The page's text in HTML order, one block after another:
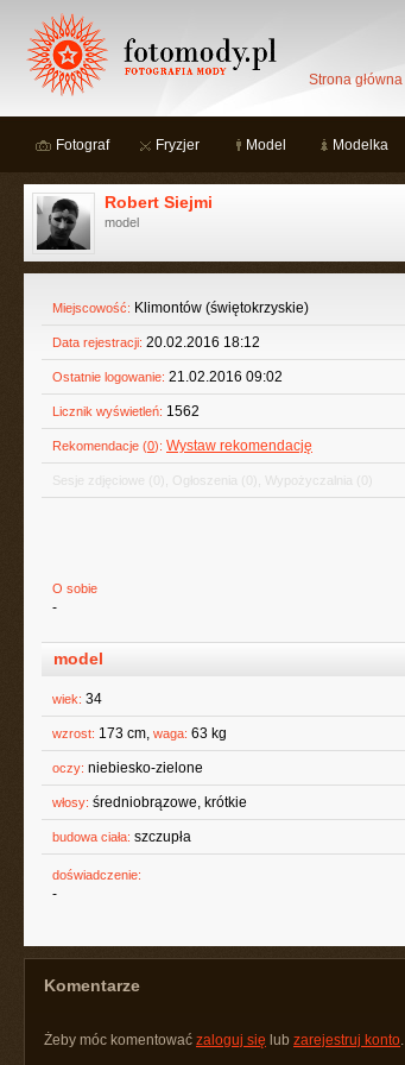
Strona główna
Fotograf Fryzjer Model Modelka
Robert Siejmi
model
Miejscowość: Klimontów (świętokrzyskie)
Data rejestracji: 20.02.2016 18:12
Ostatnie logowanie: 21.02.2016 09:02
Licznik wyświetleń: 1562
Rekomendacje (0): Wystaw rekomendację
Sesje zdjęciowe (0) Ogłoszenia (0) Wypożyczalnia (0)
O sobie
-
model
wiek: 34
wzrost: 173 cm, waga: 63 kg
oczy: niebiesko-zielone
włosy: średniobrązowe, krótkie
budowa ciała: szczupła
doświadczenie:
-
Komentarze
Żeby móc komentować zaloguj się lub zarejestruj konto.